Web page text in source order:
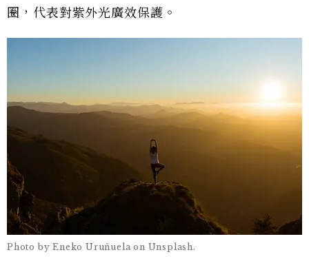
圈，代表對紫外光廣效保護。
Photo by Eneko Uruñuela on Unsplash.